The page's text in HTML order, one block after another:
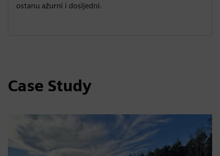
ostanu ažurni i dosljedni.
Case Study